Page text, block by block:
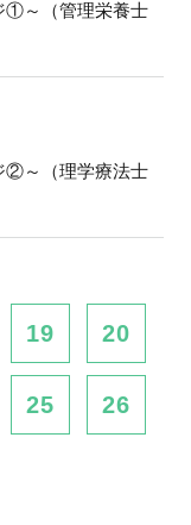
①～（管理栄養士
②～（理学療法士
19 20
25 26